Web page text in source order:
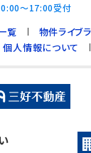
～17:00受付
覧
物件ライブ
個人情報について